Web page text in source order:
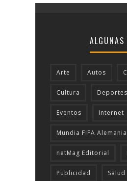
ALGUNAS
Arte Autos
Cultura Deportes
Eventos Internet
Mundia FIFA
netMag Editorial
Publicidad Salud